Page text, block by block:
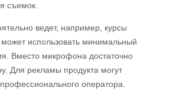
съемок.
ведет, например, курсы
может использовать минимальный
Вместо микрофона достаточно
Для рекламы продукта могут
оператора.